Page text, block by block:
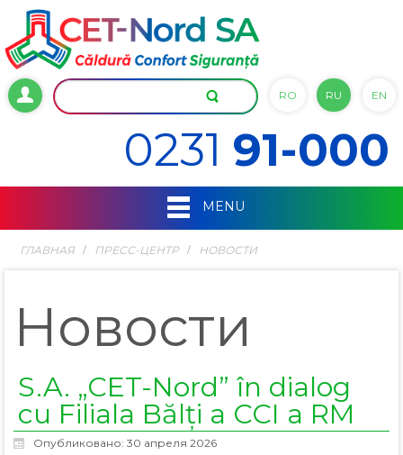
RO RU EN
0231 91-000
MENU
ГЛАВНАЯ ПРЕСС-ЦЕНТР НОВОСТИ
Новости
S.A. „CET-Nord” în dialog
cu Filiala Bălți a CCI a RM
Опубликовано: 30 апреля 2026